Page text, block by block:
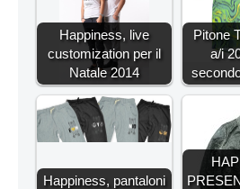
Happiness, live
customization per il
Natale 2014
Pitone
a/i
Happiness, pantaloni